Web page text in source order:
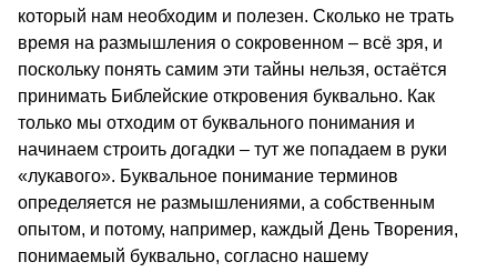
который нам необходим и полезен. Сколько не трать
время на размышления о сокровенном – всё зря, и
поскольку понять самим эти тайны нельзя, остаётся
принимать Библейские откровения буквально. Как
только мы отходим от буквального понимания и
начинаем строить догадки – тут же попадаем в руки
«лукавого». Буквальное понимание терминов
определяется не размышлениями, а собственным
опытом, и потому, например, каждый День Творения,
понимаемый буквально, согласно нашему